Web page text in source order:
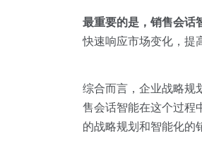
最重要的是，销售会话
快速响应市场变化，提
综合而言，企业战略规
售会话智能在这个过程
的战略规划和智能化的